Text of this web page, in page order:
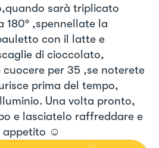
sarà triplicato
180° ,spennellate la
con il latte e
di cioccolato,
per 35 ,se noterete
prima del tempo,
Una volta pronto,
e lasciatelo raffreddare e
appetito ☺